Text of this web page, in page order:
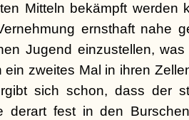
Mitteln bekämpft werden
ernsthaft nahe
Jugend einzustellen,
zweites Mal in ihren
sich schon, dass der
derart fest in den